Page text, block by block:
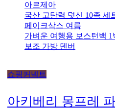
아르제아
국산 고탄력 덧신 10족 세
페이크삭스 여름
가벼운 여행용 보스턴백
보조 가방 덴버
쇼핑커넥트
아키베리 몽프레